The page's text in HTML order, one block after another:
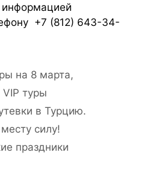
+7 (812) 643-34-
на 8 марта,
туры
в Турцию.
силу!
праздники